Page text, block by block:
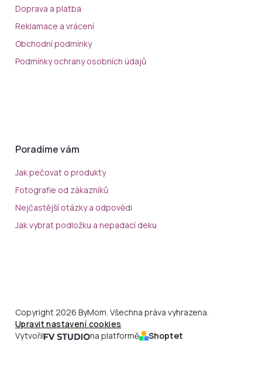
Doprava a platba
Reklamace a vrácení
Obchodní podmínky
Podmínky ochrany osobních údajů
Poradíme vám
Jak pečovat o produkty
Fotografie od zákazníků
Nejčastější otázky a odpovědi
Jak vybrat podložku a nepadací deku
Copyright 2026 ByMom. Všechna práva vyhrazena.
Upravit nastavení cookies
Vytvořil
na platformě Shoptet